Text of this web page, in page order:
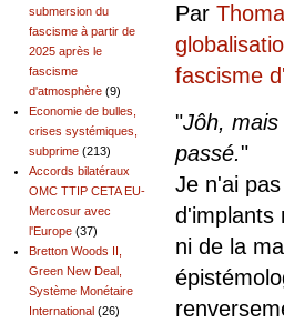
Par
fascisme
"Jôh,
passé."
Je n'ai
d'implants
ni de la
submersion du
fascisme à partir de
2025 après le
fascisme
d'atmosphère (9)
Economie de bulles,
crises systémiques,
subprime (213)
Accords bilatéraux
OMC TTIP CETA EU-
Mercosur avec
l'Europe (37)
Bretton Woods II,
Green New Deal,
Système Monétaire
International (26)